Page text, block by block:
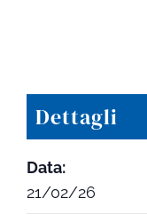
Dettagli
Data:
21/02/26